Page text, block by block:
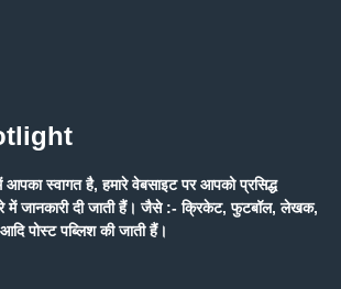
आपका स्वागत है, हमारे वेबसाइट पर आपको प्रसिद्ध
में जानकारी दी जाती हैं। जैसे :- क्रिकेट, फुटबॉल, लेखक,
पोस्ट पब्लिश की जाती हैं।